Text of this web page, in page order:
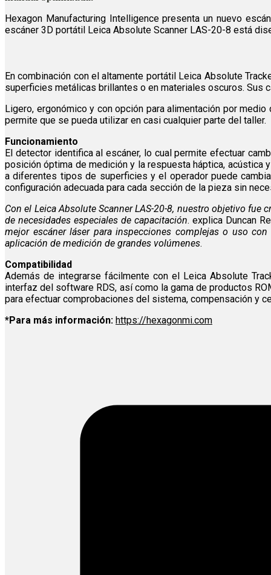
Hexagon Manufacturing Intelligence presenta un nuevo
escáner 3D portátil Leica Absolute Scanner LAS-20-8 está
En combinación con el altamente portátil Leica Absolute
superficies metálicas brillantes o en materiales oscuros. Sus
Ligero, ergonómico y con opción para alimentación por
permite que se pueda utilizar en casi cualquier parte del taller.
Funcionamiento
El detector identifica al escáner, lo cual permite efectuar
posición óptima de medición y la respuesta háptica, acústica
a diferentes tipos de superficies y el operador puede
configuración adecuada para cada sección de la pieza sin
Con el Leica Absolute Scanner LAS-20-8, nuestro objetivo
de necesidades especiales de capacitación. explica Duncan
mejor escáner láser para inspecciones complejas o uso
aplicación de medición de grandes volúmenes.
Compatibilidad
Además de integrarse fácilmente con el Leica Absolute
interfaz del software RDS, así como la gama de productos
para efectuar comprobaciones del sistema, compensación y
*Para más información: https://hexagonmi.com